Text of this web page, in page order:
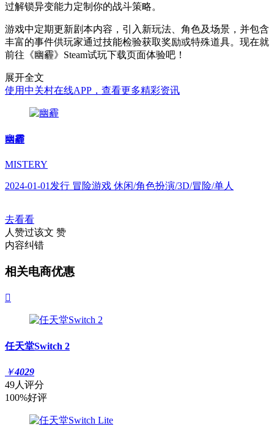
过解锁异变能力定制你的战斗策略。
游戏中定期更新剧本内容，引入新玩法、角色及场景，并包含
丰富的事件供玩家通过技能检验获取奖励或特殊道具。现在就
前往《幽霾》Steam试玩下载页面体验吧！
展开全文
使用中关村在线APP，查看更多精彩资讯
幽霾
MISTERY
2024-01-01发行 冒险游戏 休闲/角色扮演/3D/冒险/单人
去看看
人赞过该文 赞
内容纠错
相关电商优惠

任天堂Switch 2
￥4029
49人评分
100%好评